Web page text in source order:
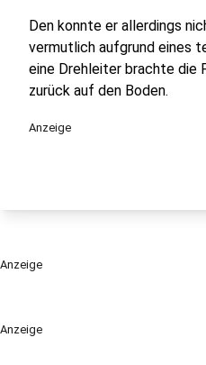
Anzeige
Den konnte er allerdings
vermutlich aufgrund eines
eine Drehleiter brachte die
zurück auf den Boden.
Anzeige
Anzeige